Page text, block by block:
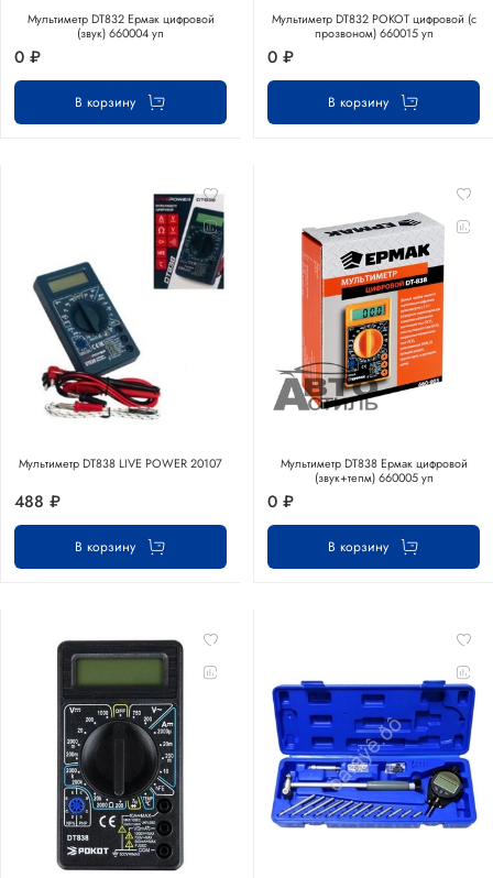
Мультиметр DT832 Ермак цифровой
(звук) 660004 уп
0 ₽
В корзину
Мультиметр DT832 РОКОТ цифровой (с
прозвоном) 660015 уп
0 ₽
В корзину
Мультиметр DT838 LIVE POWER 20107
488 ₽
В корзину
Мультиметр DT838 Ермак цифровой
(звук+тепм) 660005 уп
0 ₽
В корзину